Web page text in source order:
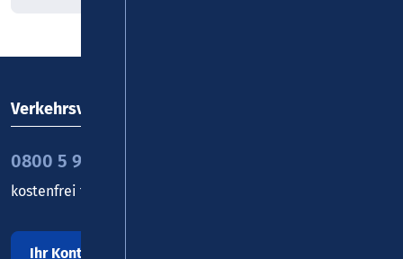
Verkehrsverbund Rhein-Mosel GmbH
0800 5 986 986
kostenfrei täglich 8 - 20 Uhr
Ihr Kontakt zu uns